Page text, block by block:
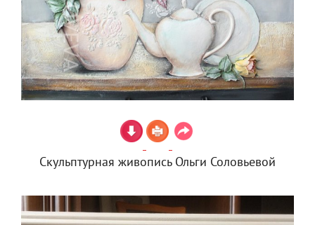
Скульптурная живопись Ольги Соловьевой